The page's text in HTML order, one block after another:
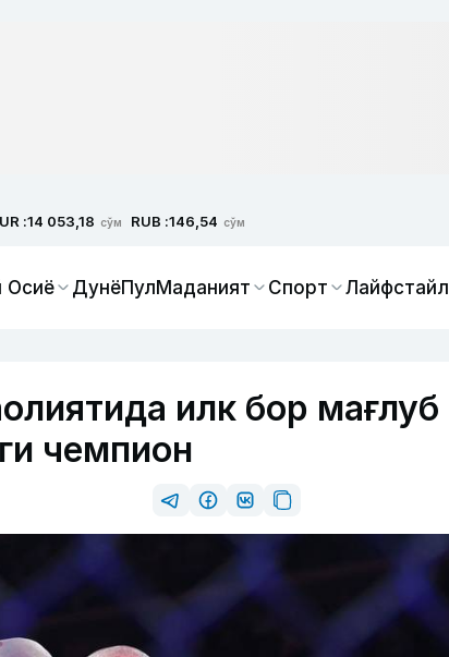
:14 053,18 сўм RUB :146,54 сўм
Осиё ДунёПулМаданият Спорт Лайфстайл
илк бор мағлуб
чемпион